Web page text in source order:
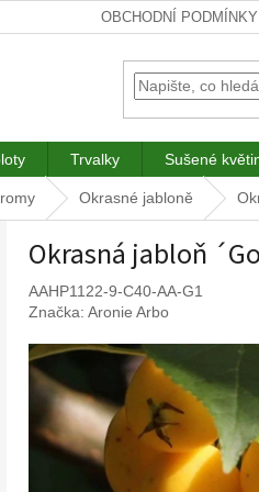
OBCHODNÍ PODMÍNKY
Trvalky Sušené
Okrasné jabloně
Okrasná jabloň
AAHP1122-9-C40-AA-G1
Značka: Aronie Arbo